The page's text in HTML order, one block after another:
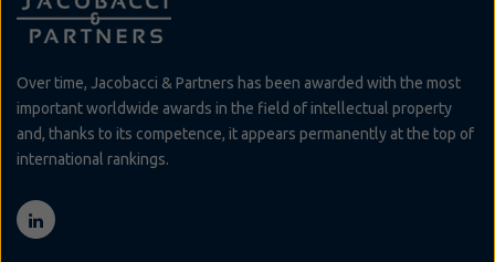
Over time, Jacobacci & Partners has been awarded with the most
important worldwide awards in the field of intellectual property
and, thanks to its competence, it appears permanently at the top of
international rankings.